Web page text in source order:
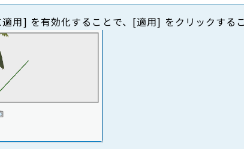
用] を有効化することで、[適用] をクリックする